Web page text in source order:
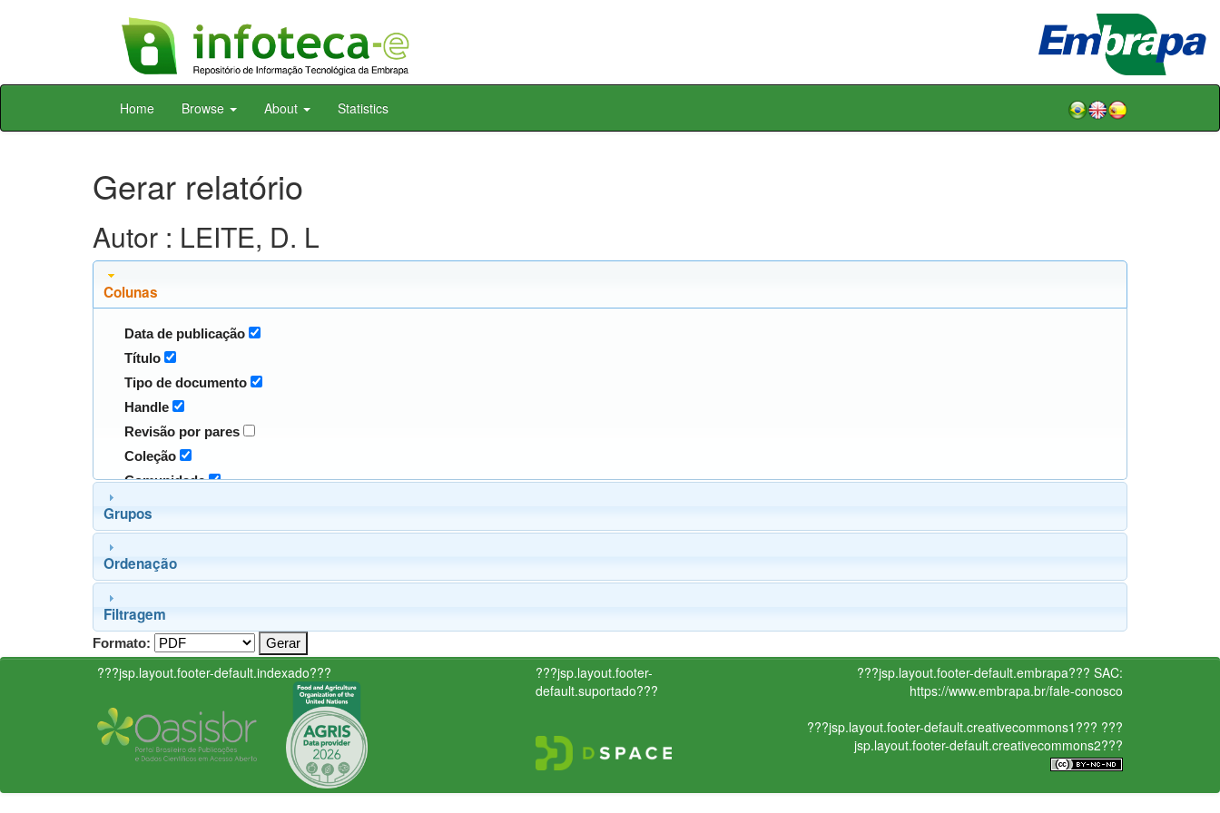
Skip
Home Browse About Statistics
Gerar relatório
Autor : LEITE, D. L
Colunas
Data de publicação
Título
Tipo de documento
Handle
Revisão por pares
Coleção
Comunidade
Grupos
Ordenação
Filtragem
Formato:
???jsp.layout.footer-default.indexado???
???jsp.layout.footer-
default.suportado???
???jsp.layout.footer-default.embrapa??? SAC:
https://www.embrapa.br/fale-conosco
???jsp.layout.footer-default.creativecommons1??? ???
jsp.layout.footer-default.creativecommons2???